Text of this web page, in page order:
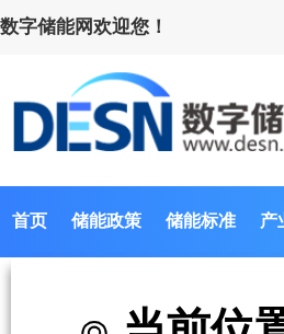
数字储能网欢迎您！
首页 储能政策 储能标准 产